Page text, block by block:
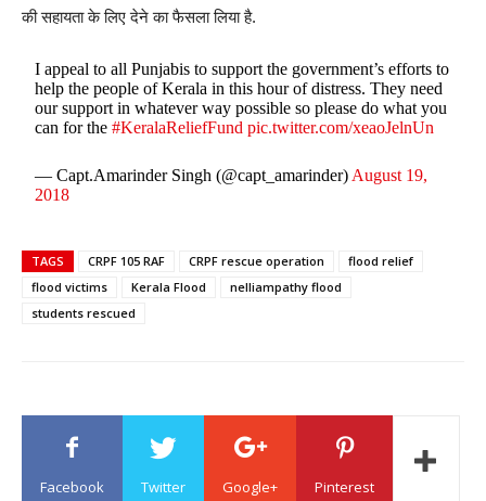
की सहायता के लिए देने का फैसला लिया है.
I appeal to all Punjabis to support the government’s efforts to
help the people of Kerala in this hour of distress. They need
our support in whatever way possible so please do what you
can for the#KeralaReliefFund pic.twitter.com/xeaoJelnUn
— Capt.Amarinder Singh (@capt_amarinder)August 19,
2018
TAGS CRPF 105 RAF CRPF rescue operation
flood relief
flood victims
Kerala Flood
nelliampathy flood
students rescued
Facebook Twitter Google+ Pinterest